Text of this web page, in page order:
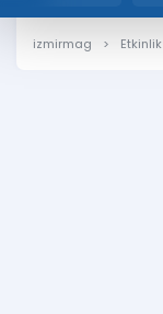
izmirmag Etkinlik